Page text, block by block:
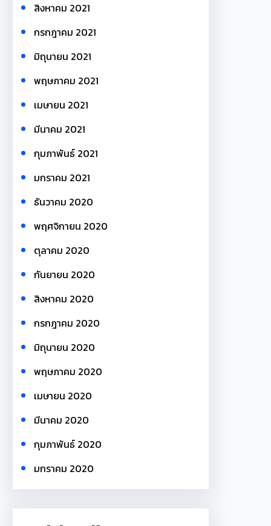
สิงหาคม 2021
กรกฎาคม 2021
มิถุนายน 2021
พฤษภาคม 2021
เมษายน 2021
มีนาคม 2021
กุมภาพันธ์ 2021
มกราคม 2021
ธันวาคม 2020
พฤศจิกายน 2020
ตุลาคม 2020
กันยายน 2020
สิงหาคม 2020
กรกฎาคม 2020
มิถุนายน 2020
พฤษภาคม 2020
เมษายน 2020
มีนาคม 2020
กุมภาพันธ์ 2020
มกราคม 2020